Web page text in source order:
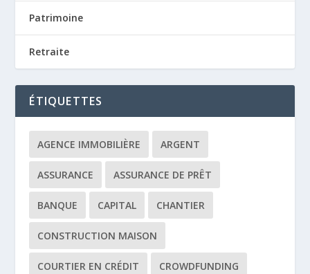
Patrimoine
Retraite
ÉTIQUETTES
AGENCE IMMOBILIÈRE ARGENT
ASSURANCE ASSURANCE DE PRÊT
BANQUE CAPITAL CHANTIER
CONSTRUCTION MAISON
COURTIER EN CRÉDIT CROWDFUNDING